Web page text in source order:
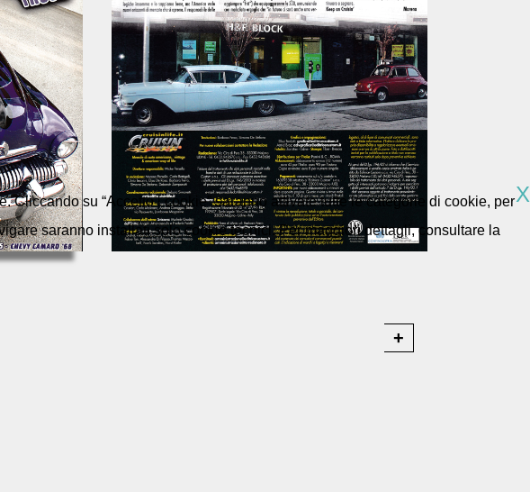
X
su “Accetto i cookie” saranno attivate tutte le categorie di cookie, per
saranno installati solo cookie tecnici. Per maggiori dettagli, consultare la